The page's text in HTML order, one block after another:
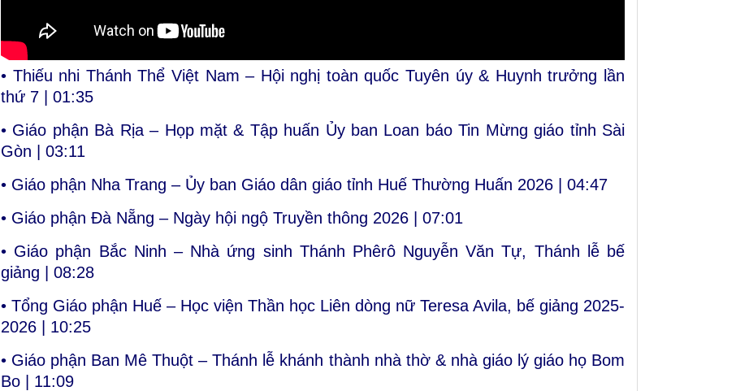
• Thiếu nhi Thánh Thể Việt Nam – Hội nghị toàn quốc Tuyên úy & Huynh trưởng lần
thứ 7 | 01:35
• Giáo phận Bà Rịa – Họp mặt & Tập huấn Ủy ban Loan báo Tin Mừng giáo tỉnh Sài
Gòn | 03:11
• Giáo phận Nha Trang – Ủy ban Giáo dân giáo tỉnh Huế Thường Huấn 2026 | 04:47
• Giáo phận Đà Nẵng – Ngày hội ngộ Truyền thông 2026 | 07:01
• Giáo phận Bắc Ninh – Nhà ứng sinh Thánh Phêrô Nguyễn Văn Tự, Thánh lễ bế
giảng | 08:28
• Tổng Giáo phận Huế – Học viện Thần học Liên dòng nữ Teresa Avila, bế giảng 2025-
2026 | 10:25
• Giáo phận Ban Mê Thuột – Thánh lễ khánh thành nhà thờ & nhà giáo lý giáo họ Bom
Bo | 11:09